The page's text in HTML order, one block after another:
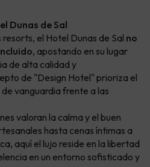
Dunas de Sal
el Hotel Dunas de Sal no
, apostando en su lugar
de alta calidad y
de "Design Hotel" prioriza el
vanguardia frente a las
valoran la calma y el buen
hasta cenas íntimas a
aquí el lujo reside en la libertad
en un entorno sofisticado y